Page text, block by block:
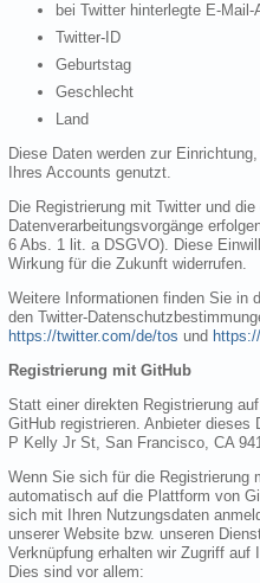
bei Twitter hinterlegte E-Mail-
Twitter-ID
Geburtstag
Geschlecht
Land
Diese Daten werden zur
Ihres Accounts genutzt.
Die Registrierung mit Twitter und
Datenverarbeitungsvorgänge
6 Abs. 1 lit. a DSGVO). Diese
Wirkung für die Zukunft widerrufen.
Weitere Informationen finden Sie in
den Twitter-
https://twitter.com/de/tos und
Registrierung mit GitHub
Statt einer direkten Registrierung
GitHub registrieren. Anbieter
P Kelly Jr St, San Francisco, CA
Wenn Sie sich für die Registrierung
automatisch auf die Plattform von
sich mit Ihren Nutzungsdaten
unserer Website bzw. unseren
Verknüpfung erhalten wir Zugriff auf
Dies sind vor allem: